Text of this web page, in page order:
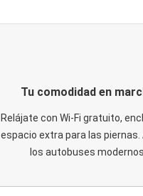
Tu comodidad en
Relájate con Wi-Fi gratuito,
espacio extra para las piernas.
los autobuses modernos.